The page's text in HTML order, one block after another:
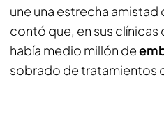
une una estrecha amistad
contó que, en sus clínicas
había medio millón de
sobrado de tratamientos